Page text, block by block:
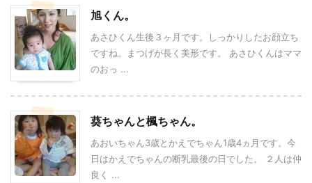
旭くん。
あさひくん生後３ヶ月です。しっかりしたお顔立ち
ですね。まつげが長く美形です。 あさひくんはママ
のおっ ...
葵ちゃんと楓ちゃん。
あおいちゃん3歳とかえでちゃん1歳4ヵ月です。今
日はかえでちゃんの断乳最後の日でした。 ２人は仲
良く ...